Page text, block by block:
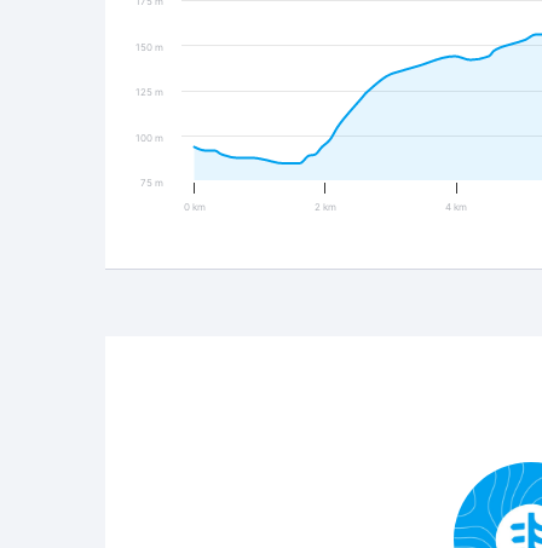
0 km 2 km 4 km
75 m
100 m
125 m
150 m